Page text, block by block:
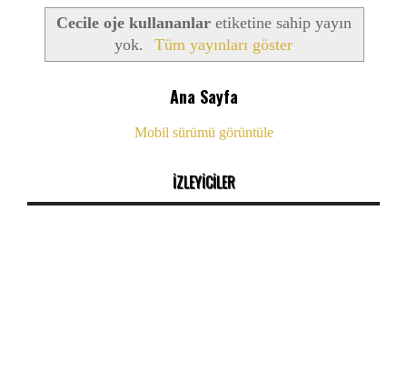
Cecile oje kullananlaretiketine sahip yayın
yok.
Tüm yayınları göster
Ana Sayfa
Mobil sürümü görüntüle
İZLEYİCİLER